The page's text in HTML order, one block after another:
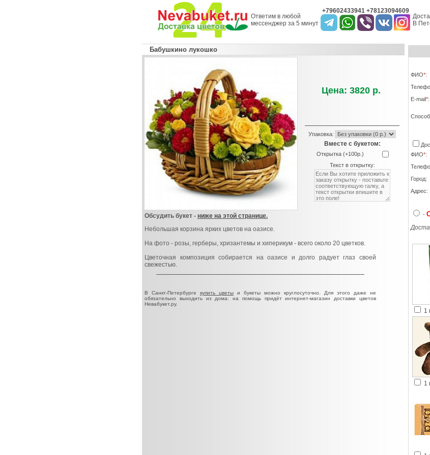
Ответим в любой
мессенджер за 5 минут
+79602433941 +78123094609
В
Бабушкино лукошко
Цена: 3820 р.
Упаковка:
Вместе с букетом:
Открытка (+100р.)
Текст в открытку:
Обсудить букет - ниже на этой странице.
Небольшая корзина ярких цветов на оазисе.
На фото - розы, герберы, хризантемы и хиперикум - всего около 20 цветков.
Цветочная композиция собирается на оазисе и долго радует глаз своей
свежестью.
В Санкт-Петербурге купить цветы и букеты можно круглосуточно. Для этого даже не
обязательно выходить из дома: на помощь придёт интернет-магазин доставки цветов
Невабукет.ру.
ФИО*:
E-mail*:
ФИО*:
Город:
Адрес:
-
1
1